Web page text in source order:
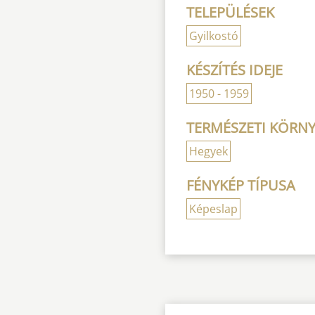
TELEPÜLÉSEK
Gyilkostó
KÉSZÍTÉS IDEJE
1950 - 1959
TERMÉSZETI
Hegyek
FÉNYKÉP TÍPUSA
Képeslap